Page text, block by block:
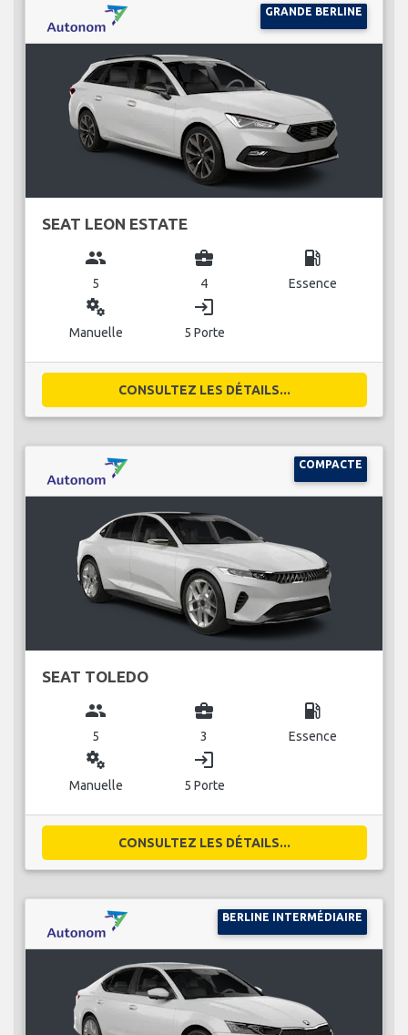
GRANDE BERLINE
SEAT LEON ESTATE
group
5
business_center
4
local_gas_station
Essence
miscellaneous_services
Manuelle
login
5 Porte
CONSULTEZ LES DÉTAILS...
COMPACTE
SEAT TOLEDO
group
5
business_center
3
local_gas_station
Essence
miscellaneous_services
Manuelle
login
5 Porte
CONSULTEZ LES DÉTAILS...
BERLINE INTERMÉDIAIRE